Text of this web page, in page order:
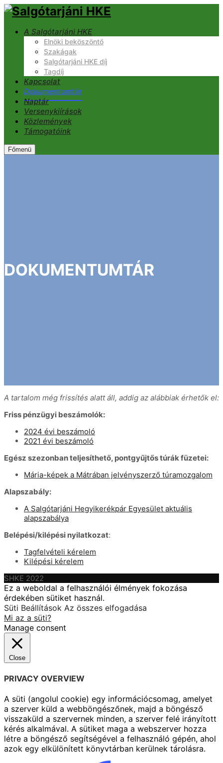
A Salgótarjáni HKE
Elnöki beköszöntő
Szakágak
Salgótarjáni HKE díj
Tagdíj
Kapcsolat
Dokumentumtár
Naptár
Versenykiírások
Közlemények
Támogatóink
Főmenü
DOKUMENTUMTÁR
A tartalom még frissítés alatt áll, addig az alábbiak érhetők el:
Friss pénzügyi beszámolók:
2024 évi beszámoló
2021 évi beszámoló
Egész szezonban teljesíthető, pontgyűjtős túrák füzetei:
Mária-képek a Mátrában jelvényszerző túramozgalom
Alapszabály:
A Salgótarjáni Hegyikerékpár Egyesület aktuális
alapszabálya
Belépési/kilépési nyilatkozat:
Tagfelvételi kérelem
Kilépési kérelem
SHKE 2022
Ez a weboldal a felhasználói élmények fokozása
érdekében sütiket használ.
Süti Beállítások Az összes elfogadása
Mi az a süti?
Manage consent
Close
PRIVACY OVERVIEW
A süti (angolul cookie) egy információcsomag, amelyet
a szerver küld a webböngészőnek, majd a böngésző
visszaküld a szervernek minden, a szerver felé irányított
kérés alkalmával. A sütiket maga a webszerver hozza
létre a böngésző segítségével a felhasználó gépén, ahol
azok egy elkülönített könyvtárban kerülnek tárolásra.